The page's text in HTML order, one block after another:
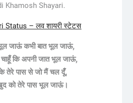
Khamosh Shayari.
Status – लव शायरी स्टेटस
जाऊं कभी बात भूल जाऊं,
कि अपनी जात भूल जाऊं,
तेरे पास से जो मैं चल दूँ,
को तेरे पास भूल जाऊं।